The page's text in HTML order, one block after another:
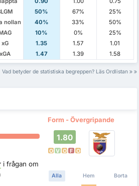
50% 67%
25%
nollan
40% 33%
50%
10% 0%
25%
xG
1.35 1.57
1.01
xGA
1.47 1.39 1.58
Vad betyder de statistiska begreppen? Läs Ordlistan
Form - Övergripande
i frågan om
1.80
O V O F O
Alla Hem Borta